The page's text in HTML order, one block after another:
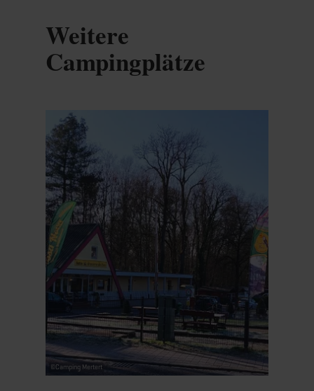
Weitere
Campingplätze
© Camping Mertert